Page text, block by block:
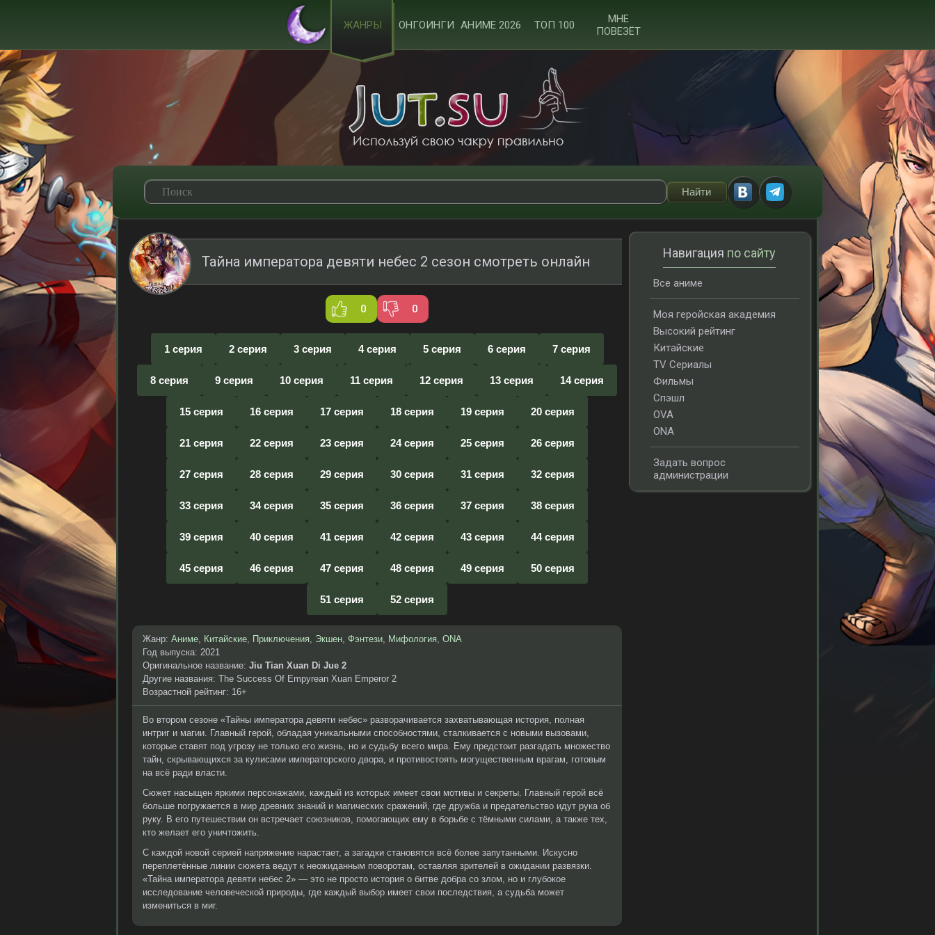
ЖАНРЫ ОНГОИНГИ АНИМЕ 2026 ТОП 100
МНЕ
ПОВЕЗЁТ
Тайна императора девяти небес 2 сезон смотреть онлайн
0 0
1 серия 2 серия 3 серия 4 серия 5 серия 6 серия 7 серия
8 серия 9 серия 10 серия 11 серия 12 серия 13 серия 14 серия
15 серия 16 серия 17 серия 18 серия 19 серия 20 серия
21 серия 22 серия 23 серия 24 серия 25 серия 26 серия
27 серия 28 серия 29 серия 30 серия 31 серия 32 серия
33 серия 34 серия 35 серия 36 серия 37 серия 38 серия
39 серия 40 серия 41 серия 42 серия 43 серия 44 серия
45 серия 46 серия 47 серия 48 серия 49 серия 50 серия
51 серия 52 серия
Жанр: Аниме, Китайские, Приключения, Экшен, Фэнтези, Мифология, ONA
Год выпуска: 2021
Оригинальное название: Jiu Tian Xuan Di Jue 2
Другие названия: The Success Of Empyrean Xuan Emperor 2
Возрастной рейтинг: 16+
Во втором сезоне «Тайны императора девяти небес» разворачивается захватывающая история, полная
интриг и магии. Главный герой, обладая уникальными способностями, сталкивается с новыми вызовами,
которые ставят под угрозу не только его жизнь, но и судьбу всего мира. Ему предстоит разгадать множество
тайн, скрывающихся за кулисами императорского двора, и противостоять могущественным врагам, готовым
на всё ради власти.
Сюжет насыщен яркими персонажами, каждый из которых имеет свои мотивы и секреты. Главный герой всё
больше погружается в мир древних знаний и магических сражений, где дружба и предательство идут рука об
руку. В его путешествии он встречает союзников, помогающих ему в борьбе с тёмными силами, а также тех,
кто желает его уничтожить.
С каждой новой серией напряжение нарастает, а загадки становятся всё более запутанными. Искусно
переплетённые линии сюжета ведут к неожиданным поворотам, оставляя зрителей в ожидании развязки.
«Тайна императора девяти небес 2» — это не просто история о битве добра со злом, но и глубокое
исследование человеческой природы, где каждый выбор имеет свои последствия, а судьба может
измениться в миг.
Навигация по сайту
Все аниме
Моя геройская академия
Высокий рейтинг
Китайские
TV Сериалы
Фильмы
Спэшл
OVA
ONA
Задать вопрос
администрации